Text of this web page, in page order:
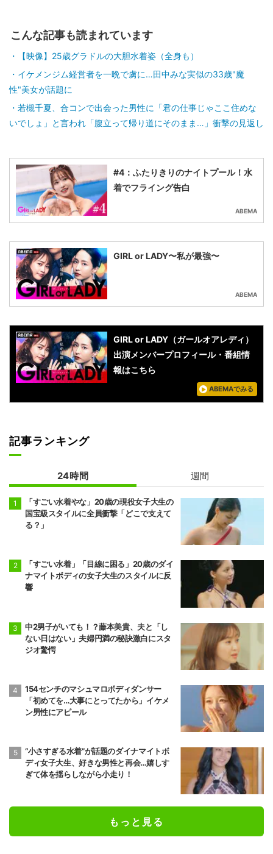
こんな記事も読まれています
【映像】25歳グラドルの大胆水着姿（全身も）
イケメンジム経営者を一晩で虜に…田中みな実似の33歳"魔
性"美女が話題に
若槻千夏、合コンで出会った男性に「君の仕事じゃここ住めな
いでしょ」と言われ「腹立って帰り道にそのまま…」衝撃の見返し
#4：ふたりきりのナイトプール！水
着でフライング告白
ABEMA
GIRL or LADY〜私が最強〜
ABEMA
GIRL or LADY（ガールオアレディ）
出演メンバープロフィール・番組情
報はこちら
ABEMAでみる
記事ランキング
24時間 週間
「すごい水着やな」20歳の現役女子大生の
国宝級スタイルに全員衝撃「どこで支えて
る？」
「すごい水着」「目線に困る」20歳のダイ
ナマイトボディの女子大生のスタイルに反
響
中2男子がいても！？藤本美貴、夫と「し
ない日はない」夫婦円満の秘訣激白にスタ
ジオ驚愕
154センチのマシュマロボディダンサー
「初めてを…大事にとってたから」イケメ
ン男性にアピール
“小さすぎる水着”が話題のダイナマイトボ
ディ女子大生、好きな男性と再会…嬉しす
ぎて体を揺らしながら小走り！
もっと見る